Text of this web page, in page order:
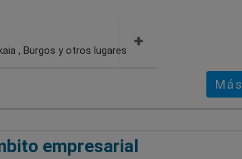
, Burgos y otros lugares
empresarial